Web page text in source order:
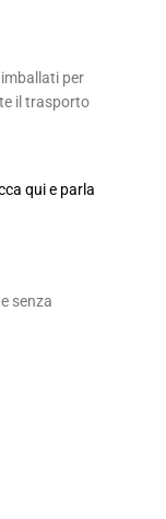
per
il trasporto
qui e parla
senza